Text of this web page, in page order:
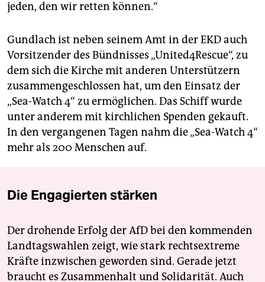
jeden, den wir retten können.“
Gundlach ist neben seinem Amt in der EKD auch
Vorsitzender des Bündnisses „United4Rescue“, zu
dem sich die Kirche mit anderen Unterstützern
zusammengeschlossen hat, um den Einsatz der
„Sea-Watch 4“ zu ermöglichen. Das Schiff wurde
unter anderem mit kirchlichen Spenden gekauft.
In den vergangenen Tagen nahm die „Sea-Watch 4“
mehr als 200 Menschen auf.
Die Engagierten stärken
Der drohende Erfolg der AfD bei den kommenden
Landtagswahlen zeigt, wie stark rechtsextreme
Kräfte inzwischen geworden sind. Gerade jetzt
braucht es Zusammenhalt und Solidarität. Auch